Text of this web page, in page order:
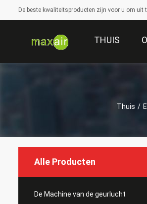
De beste kwaliteitsproducten zijn voor u om uit
THUIS
Thuis /
Alle Producten
De Machine van de geurlucht